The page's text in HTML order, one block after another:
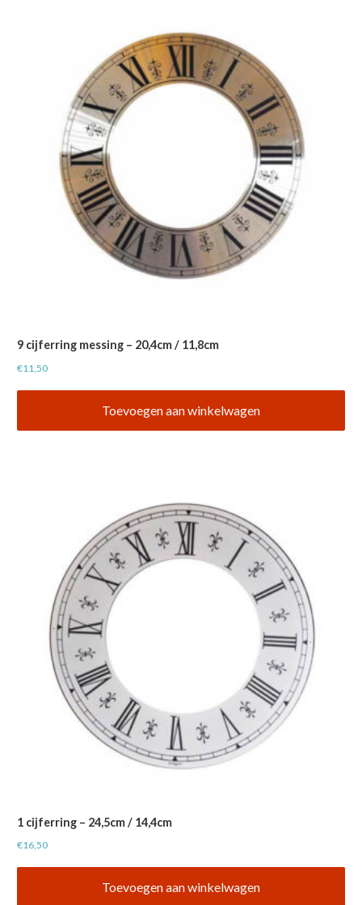
9 cijferring messing – 20,4cm / 11,8cm
€11,50
Toevoegen aan winkelwagen
1 cijferring – 24,5cm / 14,4cm
€16,50
Toevoegen aan winkelwagen